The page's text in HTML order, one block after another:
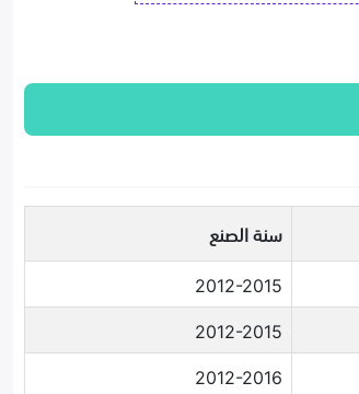
سنة الصنع
2012-2015
2012-2015
2012-2016